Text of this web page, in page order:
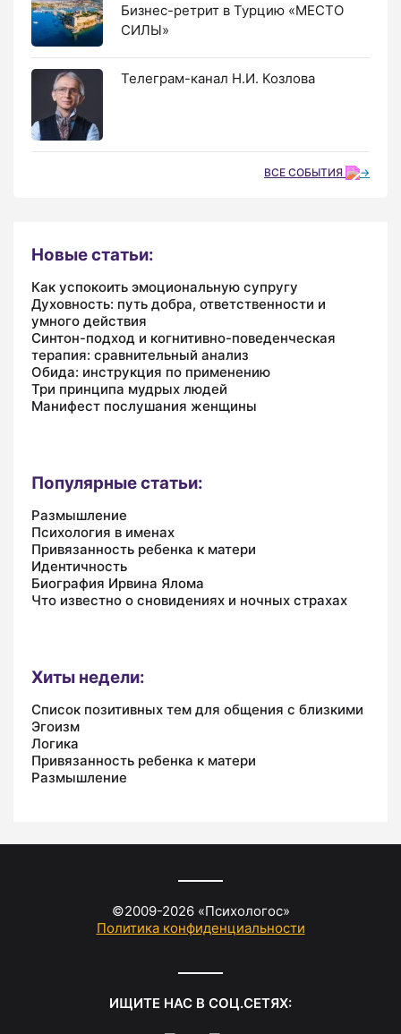
Бизнес-ретрит в Турцию «МЕСТО
СИЛЫ»
Телеграм-канал Н.И. Козлова
ВСЕ СОБЫТИЯ
Новые статьи:
Как успокоить эмоциональную супругу
Духовность: путь добра, ответственности и
умного действия
Синтон-подход и когнитивно-поведенческая
терапия: сравнительный анализ
Обида: инструкция по применению
Три принципа мудрых людей
Манифест послушания женщины
Популярные статьи:
Размышление
Психология в именах
Привязанность ребенка к матери
Идентичность
Биография Ирвина Ялома
Что известно о сновидениях и ночных страхах
Хиты недели:
Список позитивных тем для общения с близкими
Эгоизм
Логика
Привязанность ребенка к матери
Размышление
©2009-2026«Психологос»
Политика конфиденциальности
ИЩИТЕ НАС В СОЦ.СЕТЯХ: